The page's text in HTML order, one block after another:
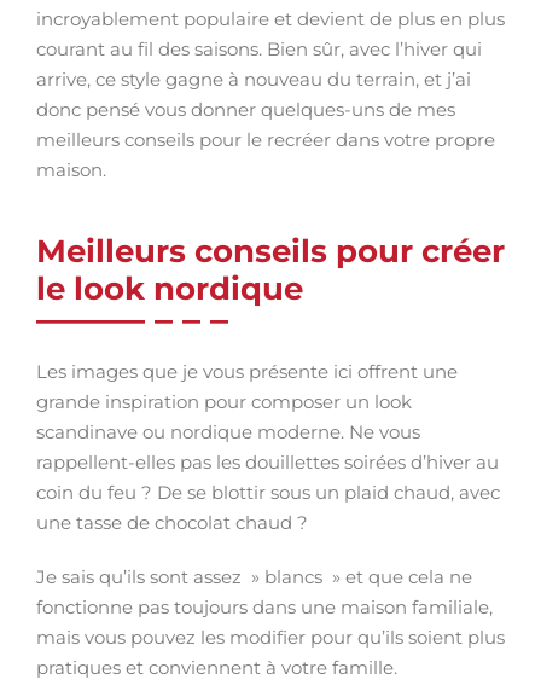
incroyablement populaire et devient de plus en plus
courant au fil des saisons. Bien sûr, avec l’hiver qui
arrive, ce style gagne à nouveau du terrain, et j’ai
donc pensé vous donner quelques-uns de mes
meilleurs conseils pour le recréer dans votre propre
maison.
Meilleurs conseils pour créer
le look nordique
Les images que je vous présente ici offrent une
grande inspiration pour composer un look
scandinave ou nordique moderne. Ne vous
rappellent-elles pas les douillettes soirées d’hiver au
coin du feu ? De se blottir sous un plaid chaud, avec
une tasse de chocolat chaud ?
Je sais qu’ils sont assez » blancs » et que cela ne
fonctionne pas toujours dans une maison familiale,
mais vous pouvez les modifier pour qu’ils soient plus
pratiques et conviennent à votre famille.